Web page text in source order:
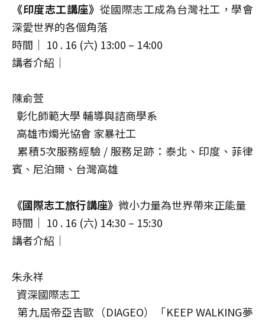
《印度志工講座》 從國際志工成為台灣社工，學會
深愛世界的各個角落
時間｜ 10 . 16 (六) 13:00 – 14:00
講者介紹｜
陳俞萱
彰化師範大學 輔導與諮商學系
高雄市燭光協會 家暴社工
累積5次服務經驗 / 服務足跡：泰北、印度、菲律
賓、尼泊爾、台灣高雄
《國際志工旅行講座》 微小力量為世界帶來正能量
時間｜ 10 . 16 (六) 14:30 – 15:30
講者介紹｜
朱永祥
資深國際志工
第九屆帝亞吉歐（DIAGEO）「KEEP WALKING夢